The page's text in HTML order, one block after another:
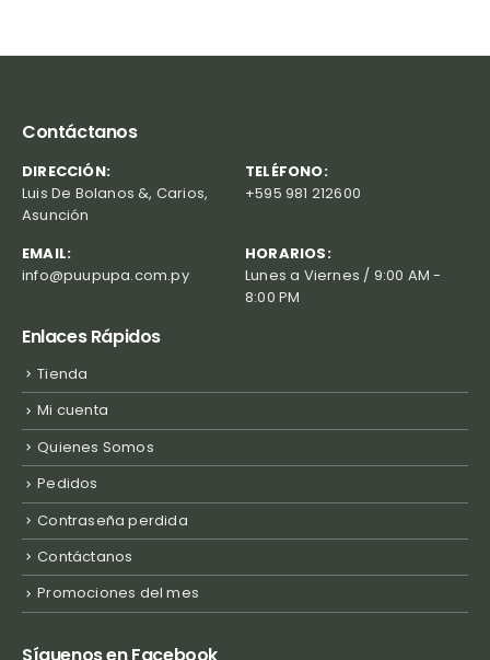
Contáctanos
DIRECCIÓN:
Luis De Bolanos &, Carios,
Asunción
TELÉFONO:
+595 981 212600
EMAIL:
info@puupupa.com.py
HORARIOS:
Lunes a Viernes / 9:00 AM -
8:00 PM
Enlaces Rápidos
Tienda
Mi cuenta
Quienes Somos
Pedidos
Contraseña perdida
Contáctanos
Promociones del mes
Síguenos en Facebook